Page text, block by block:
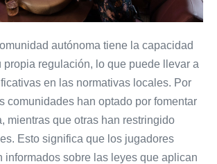
autónoma tiene la capacidad
propia regulación, lo que puede llevar a
en las normativas locales. Por
comunidades han optado por fomentar
mientras que otras han restringido
Esto significa que los jugadores
informados sobre las leyes que aplican